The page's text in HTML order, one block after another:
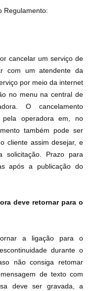
Regulamento:
cancelar um serviço de
com um atendente da
por meio da internet
no menu na central de
O cancelamento
pela operadora em, no
também pode ser
cliente assim desejar, e
Prazo para
após a publicação do
deve retornar para o
a ligação para o
durante o
não consiga retomar
de texto com
deve ser gravada, a